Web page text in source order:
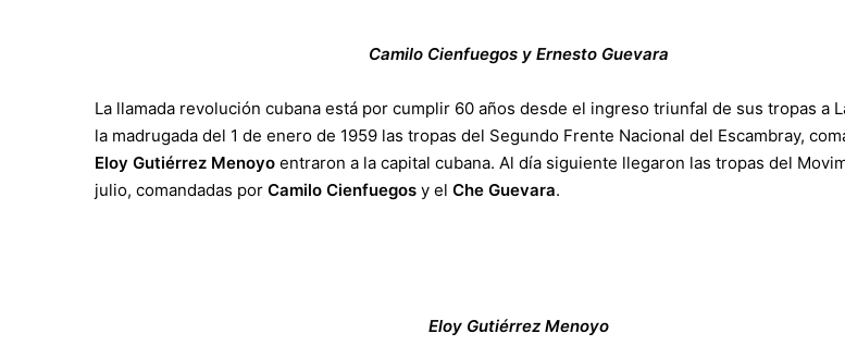
Camilo Cienfuegos y Ernesto Guevara
La llamada revolución cubana está por cumplir 60 años desde el ingreso triunfal de sus tropas a
la madrugada del 1 de enero de 1959 las tropas del Segundo Frente Nacional del Escambray,
Eloy Gutiérrez Menoyo entraron a la capital cubana. Al día siguiente llegaron las tropas del
julio, comandadas por Camilo Cienfuegos y el Che Guevara.
Eloy Gutiérrez Menoyo